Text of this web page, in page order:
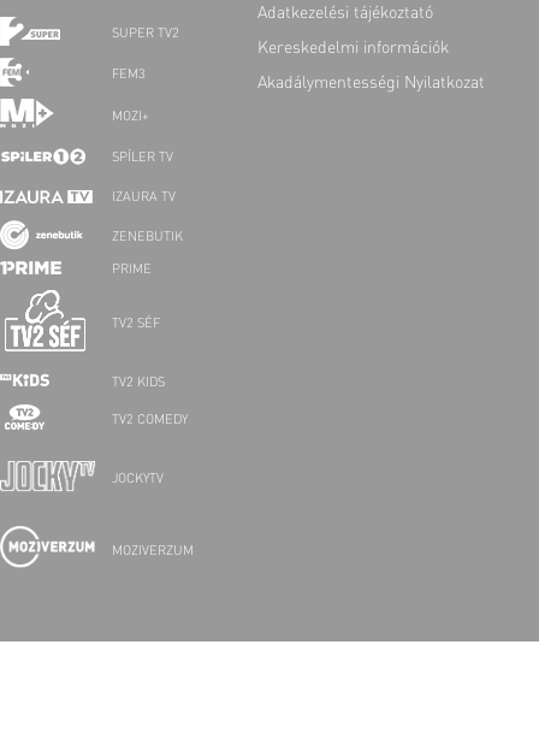
SUPER TV2
FEM3
MOZI+
SPÍLER TV
IZAURA TV
ZENEBUTIK
PRIME
TV2 SÉF
TV2 KIDS
TV2 COMEDY
JOCKYTV
MOZIVERZUM
Adatkezelési tájékoztató
Kereskedelmi információk
Akadálymentességi Nyilatkozat